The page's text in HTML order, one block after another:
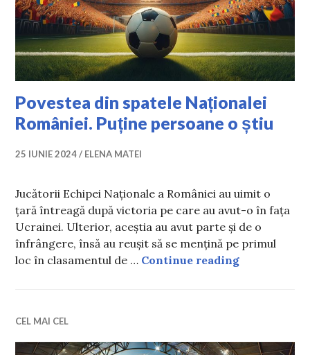
Povestea din spatele Naționalei
României. Puține persoane o știu
25 IUNIE 2024 ELENA MATEI
Jucătorii Echipei Naționale a României au uimit o
țară întreagă după victoria pe care au avut-o în fața
Ucrainei. Ulterior, aceștia au avut parte și de o
înfrângere, însă au reușit să se mențină pe primul
loc în clasamentul de … Continue readingPovestea
CEL MAI CEL